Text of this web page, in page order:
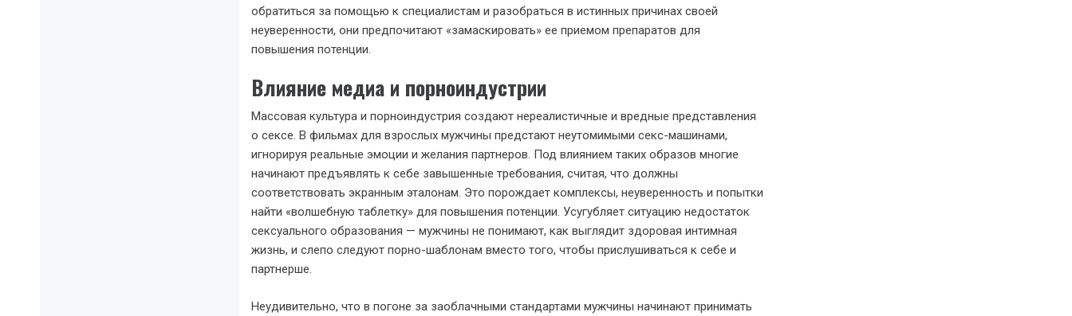
обратиться за помощью к специалистам и разобраться в истинных причинах своей
неуверенности, они предпочитают «замаскировать» ее приемом препаратов для
повышения потенции.
Влияние медиа и порноиндустрии
Массовая культура и порноиндустрия создают нереалистичные и вредные представления
о сексе. В фильмах для взрослых мужчины предстают неутомимыми секс-машинами,
игнорируя реальные эмоции и желания партнеров. Под влиянием таких образов многие
начинают предъявлять к себе завышенные требования, считая, что должны
соответствовать экранным эталонам. Это порождает комплексы, неуверенность и попытки
найти «волшебную таблетку» для повышения потенции. Усугубляет ситуацию недостаток
сексуального образования — мужчины не понимают, как выглядит здоровая интимная
жизнь, и слепо следуют порно-шаблонам вместо того, чтобы прислушиваться к себе и
партнерше.
Неудивительно, что в погоне за заоблачными стандартами мужчины начинают принимать